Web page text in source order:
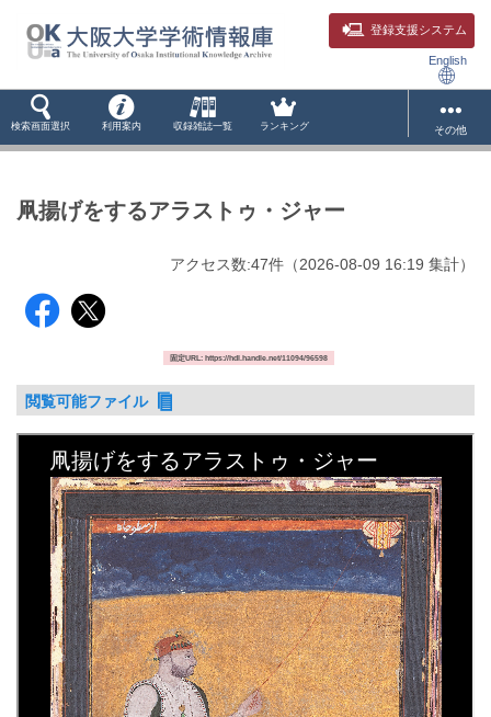
登録支援システム
English
検索画面選択 利用案内 収録雑誌一覧 ランキング その他
凧揚げをするアラストゥ・ジャー
アクセス数:47件 （2026-08-09 16:19 集計）
固定URL: https://hdl.handle.net/11094/96598
閲覧可能ファイル